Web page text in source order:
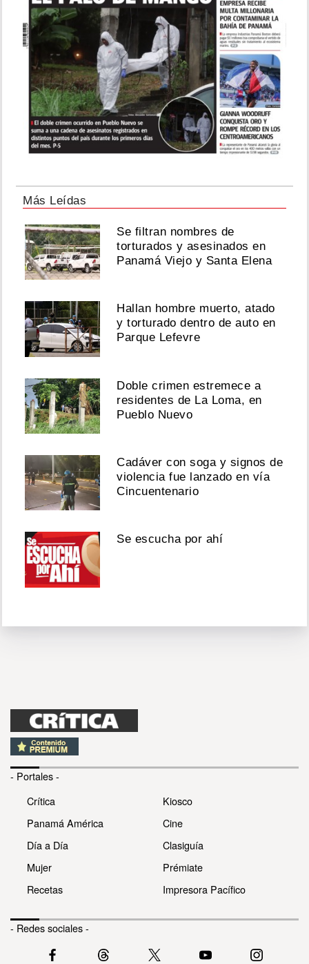
Más Leídas
Se filtran nombres de
torturados y asesinados en
Panamá Viejo y Santa Elena
Hallan hombre muerto, atado
y torturado dentro de auto en
Parque Lefevre
Doble crimen estremece a
residentes de La Loma, en
Pueblo Nuevo
Cadáver con soga y signos de
violencia fue lanzado en vía
Cincuentenario
Se escucha por ahí
- Portales -
Crítica
Panamá América
Día a Día
Mujer
Recetas
Kiosco
Cine
Clasiguía
Prémiate
Impresora Pacífico
- Redes sociales -